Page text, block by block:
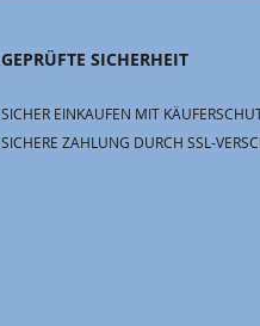
GEPRÜFTE SICHERHEIT
SICHER EINKAUFEN MIT
SICHERE ZAHLUNG DURCH SSL-